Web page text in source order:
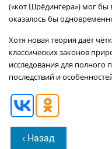
(«кот Шрёдингера») мог
оказалось бы
Хотя новая теория даёт
классических законов
исследования для
последствий и
‹ Назад